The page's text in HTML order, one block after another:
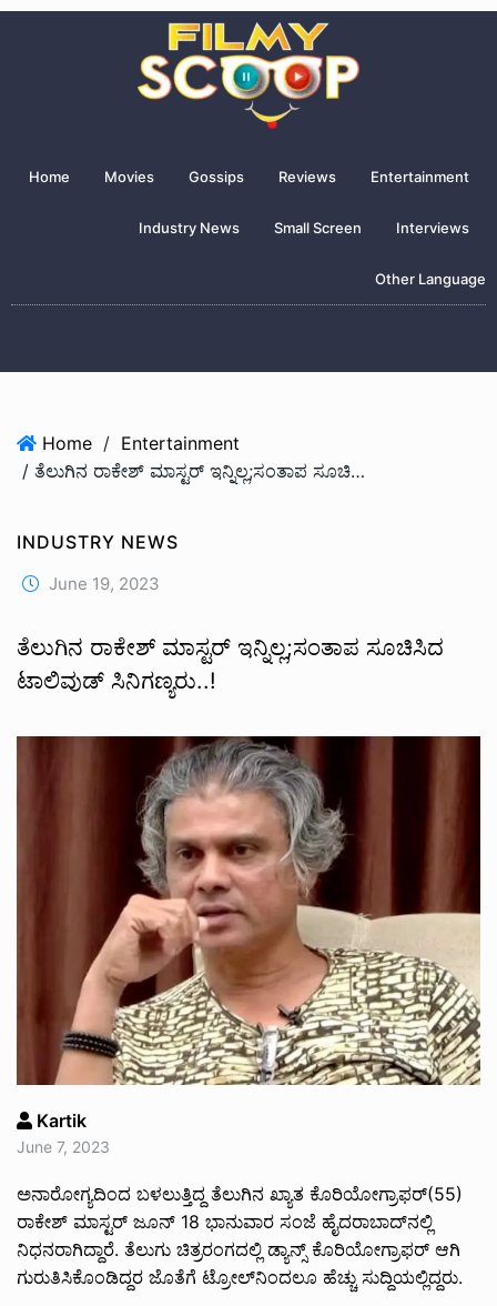
Home Movies Gossips Reviews Entertainment
Industry News Small Screen Interviews
Other Language
Home / Entertainment
/ ತೆಲುಗಿನ‌ ರಾಕೇಶ್ ಮಾಸ್ಟರ್ ಇನ್ನಿಲ್ಲ;ಸಂತಾಪ‌ ಸೂಚಿಸಿದ ಟಾಲಿವುಡ್ ಸಿನಿಗಣ್ಯರು..!
INDUSTRY NEWS
June 19, 2023
ತೆಲುಗಿನ‌ ರಾಕೇಶ್ ಮಾಸ್ಟರ್ ಇನ್ನಿಲ್ಲ;ಸಂತಾಪ‌ ಸೂಚಿಸಿದ
ಟಾಲಿವುಡ್ ಸಿನಿಗಣ್ಯರು..!
Kartik
June 7, 2023
ಅನಾರೋಗ್ಯದಿಂದ ಬಳಲುತ್ತಿದ್ದ ತೆಲುಗಿನ ಖ್ಯಾತ ಕೊರಿಯೋಗ್ರಾಫರ್‌(55)
ರಾಕೇಶ್‌ ಮಾಸ್ಟರ್‌ ಜೂನ್‌ 18 ಭಾನುವಾರ ಸಂಜೆ ಹೈದರಾಬಾದ್‌ನಲ್ಲಿ
ನಿಧನರಾಗಿದ್ದಾರೆ. ತೆಲುಗು ಚಿತ್ರರಂಗದಲ್ಲಿ ಡ್ಯಾನ್ಸ್‌ ಕೊರಿಯೋಗ್ರಾಫರ್‌ ಆಗಿ
ಗುರುತಿಸಿಕೊಂಡಿದ್ದರ ಜೊತೆಗೆ ಟ್ರೋಲ್‌ನಿಂದಲೂ ಹೆಚ್ಚು ಸುದ್ದಿಯಲ್ಲಿದ್ದರು.